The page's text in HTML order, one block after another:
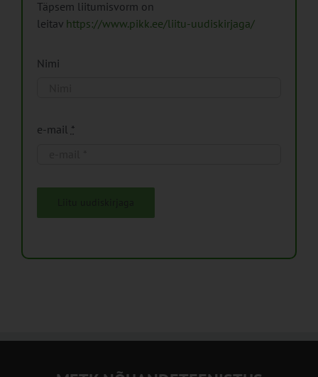
Täpsem liitumisvorm on
leitav https://www.pikk.ee/liitu-uudiskirjaga/
Nimi
e-mail *